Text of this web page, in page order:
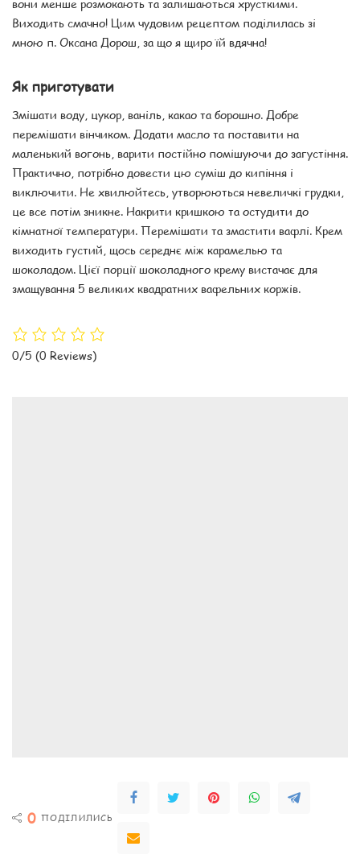
вони менше розмокають та залишаються хрусткими.
Виходить смачно! Цим чудовим рецептом поділилась зі
мною п. Оксана Дорош, за що я щиро їй вдячна!
Як приготувати
Змішати воду, цукор, ваніль, какао та борошно. Добре
перемішати вінчиком. Додати масло та поставити на
маленький вогонь, варити постійно помішуючи до загустіння.
Практично, потрібно довести цю суміш до кипіння і
виключити. Не хвилюйтесь, утворюються невеличкі грудки,
це все потім зникне. Накрити кришкою та остудити до
кімнатної температури. Перемішати та змастити вафлі. Крем
виходить густий, щось середнє між карамелью та
шоколадом. Цієї порції шоколадного крему вистачає для
змащування 5 великих квадратних вафельних коржів.
0/5 (0 Reviews)
0 ПОДІЛИЛИСЬ